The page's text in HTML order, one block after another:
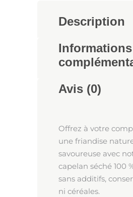
Description
Informations
Avis (0)
Offrez à votre
une friandise
savoureuse avec
capelan séché 100
sans additifs,
ni céréales.